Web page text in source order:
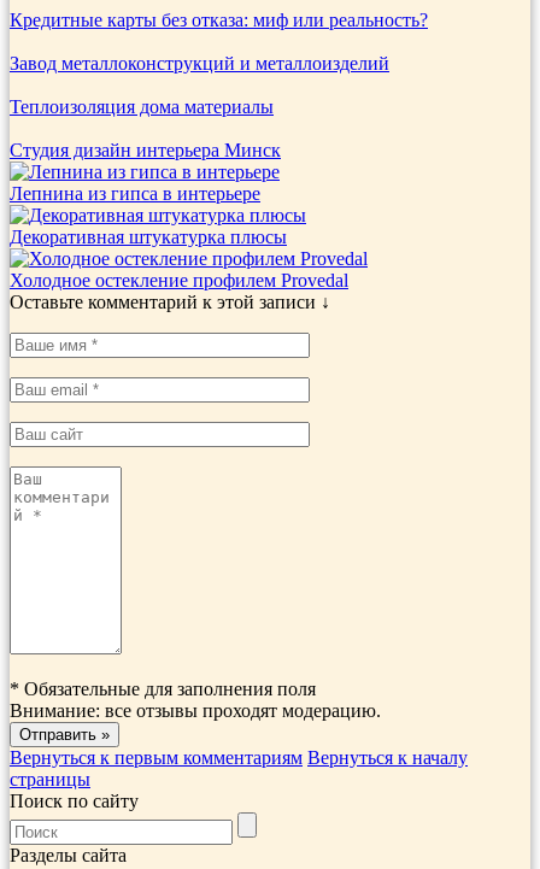
Кредитные карты без отказа: миф или реальность?
Завод металлоконструкций и металлоизделий
Теплоизоляция дома материалы
Студия дизайн интерьера Минск
Лепнина из гипса в интерьере
Декоративная штукатурка плюсы
Холодное остекление профилем Provedal
Оставьте комментарий к этой записи ↓
* Обязательные для заполнения поля
Внимание: все отзывы проходят модерацию.
Вернуться к первым комментариям Вернуться к началу
страницы
Поиск по сайту
Разделы сайта